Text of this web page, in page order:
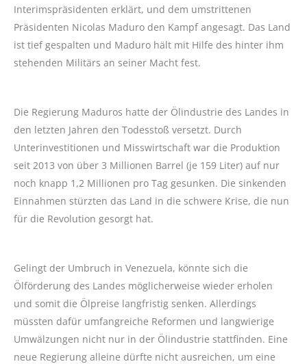
Interimspräsidenten erklärt, und dem umstrittenen
Präsidenten Nicolas Maduro den Kampf angesagt. Das Land
ist tief gespalten und Maduro hält mit Hilfe des hinter ihm
stehenden Militärs an seiner Macht fest.
Die Regierung Maduros hatte der Ölindustrie des Landes in
den letzten Jahren den Todesstoß versetzt. Durch
Unterinvestitionen und Misswirtschaft war die Produktion
seit 2013 von über 3 Millionen Barrel (je 159 Liter) auf nur
noch knapp 1,2 Millionen pro Tag gesunken. Die sinkenden
Einnahmen stürzten das Land in die schwere Krise, die nun
für die Revolution gesorgt hat.
Gelingt der Umbruch in Venezuela, könnte sich die
Ölförderung des Landes möglicherweise wieder erholen
und somit die Ölpreise langfristig senken. Allerdings
müssten dafür umfangreiche Reformen und langwierige
Umwälzungen nicht nur in der Ölindustrie stattfinden. Eine
neue Regierung alleine dürfte nicht ausreichen, um eine